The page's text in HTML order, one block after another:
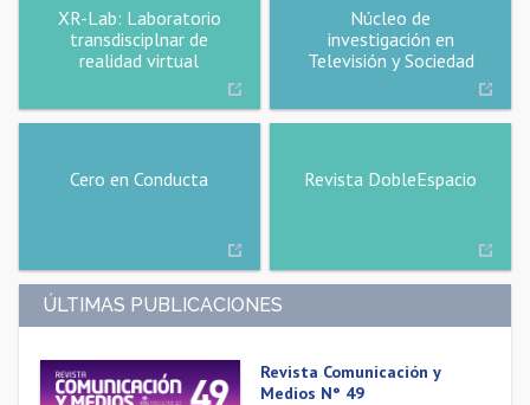
XR-Lab: Laboratorio
transdisciplnar de
realidad virtual
Núcleo de
investigación en
Televisión y Sociedad
Cero en Conducta Revista DobleEspacio
ÚLTIMAS PUBLICACIONES
Revista Comunicación y
Medios N° 49